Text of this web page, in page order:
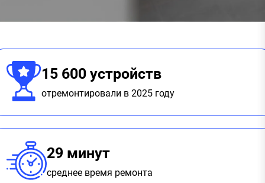
15 600 устройств
отремонтировали в 2025 году
29 минут
среднее время ремонта